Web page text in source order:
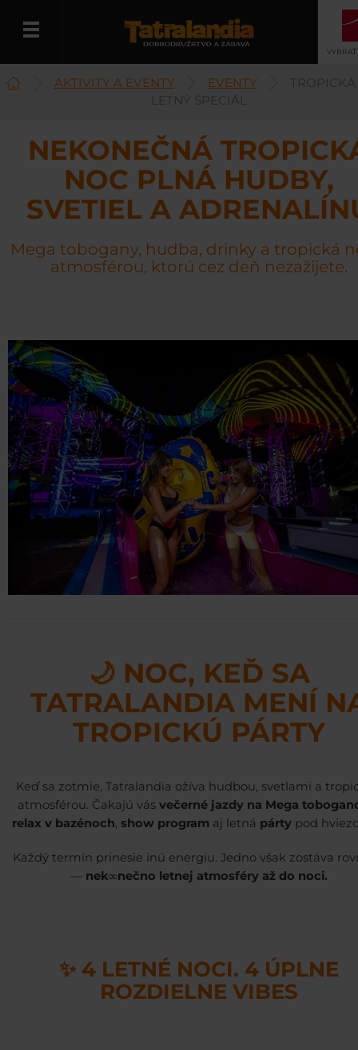
AKTIVITY A EVENTY EVENTY
LETNÝ ŠPECIÁL
NEKONEČNÁ
NOC PLNÁ HUDBY,
SVETIEL A
Mega tobogany, hudba, drinky a tropická
atmosférou, ktorú cez deň nezažijete.
🌙 NOC, KEĎ SA
TATRALANDIA MENÍ
TROPICKÚ PÁRTY
Keď sa zotmie, Tatralandia ožíva hudbou, svetlami a
atmosférou. Čakajú vás večerné jazdy na Mega
relax v bazénoch, show program aj letná pártypod
Každý termín prinesie inú energiu. Jedno však zostáva
nek∞nečno letnej atmosféry až do noci.
✨ 4 LETNÉ NOCI. 4 ÚPLNE
ROZDIELNE VIBES